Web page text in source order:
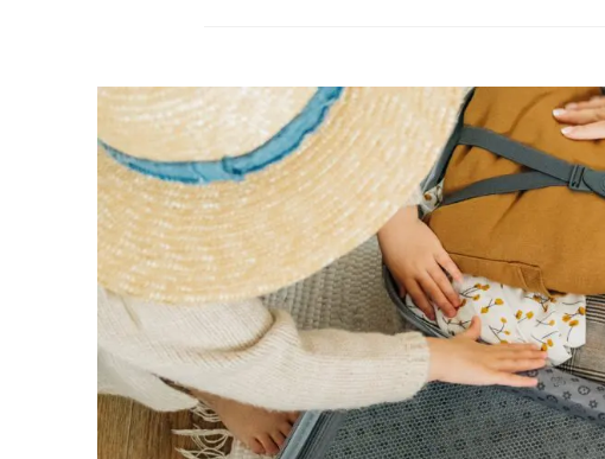
Cómo reducir los
desperdicios
alimentarios y
ahorrar al mismo
tiempo
16 agosto, 2021
Claves para el
cuidado de los pies
en verano
16 agosto, 2021